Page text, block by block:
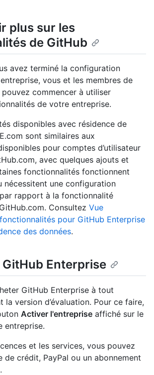
plus sur les
de GitHub
avez terminé la configuration
vous et les membres de
commencer à utiliser
de votre entreprise.
disponibles avec résidence de
sont similaires aux
pour comptes d’utilisateur
avec quelques ajouts et
fonctionnalités fonctionnent
nécessitent une configuration
rapport à la fonctionnalité
Consultez Vue
fonctionnalités pour GitHub Enterprise
des données.
Enterprise
GitHub Enterprise à tout
la version d’évaluation. Pour ce faire,
Activer l'entreprise affiché sur le
entreprise.
et les services, vous pouvez
de crédit, PayPal ou un abonnement